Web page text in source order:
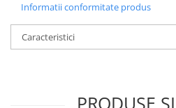
Informatii conformitate produs
Caracteristici
PRODUSE